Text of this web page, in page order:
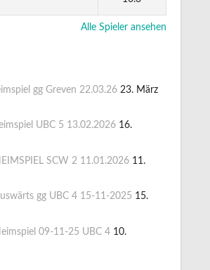
Alle Spieler ansehen
gg Greven 22.03.26 23. März
UBC 5 13.02.2026 16.
SCW 2 11.01.2026 11.
gg UBC 4 15-11-2025 15.
09-11-25 UBC 4 10.